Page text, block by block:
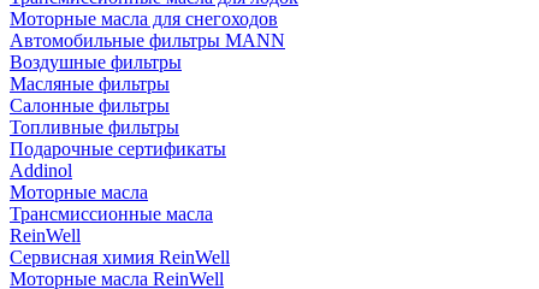
Моторные масла для снегоходов
Автомобильные фильтры MANN
Воздушные фильтры
Масляные фильтры
Салонные фильтры
Топливные фильтры
Подарочные сертификаты
Addinol
Моторные масла
Трансмиссионные масла
ReinWell
Сервисная химия ReinWell
Моторные масла ReinWell